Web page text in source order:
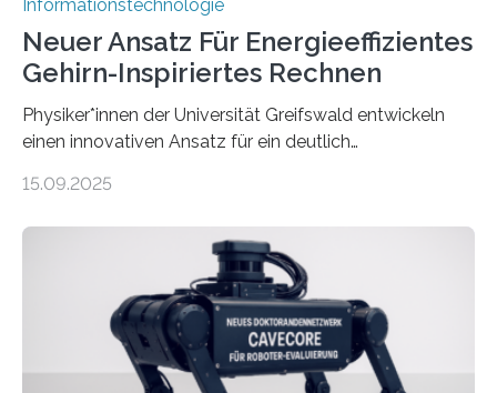
Informationstechnologie
Neuer Ansatz Für Energieeffizientes
Gehirn-Inspiriertes Rechnen
Physiker*innen der Universität Greifswald entwickeln
einen innovativen Ansatz für ein deutlich
Lösungsweg ist inspiriert vom menschlichen Gehirn. Die
stellt die heutige Computertechnik vor
Herausforderungen. Herkömmliche Silizium-
Prozessoren stoßen an ihre Grenzen: Sie verbrauchen
viel Energie, die Speicher- und Verarbeitungseinheiten
sind voneinander getrennt und die Datenübertragung
bremst komplexe Anwendungen aus. Da KI-Modelle
15.09.2025